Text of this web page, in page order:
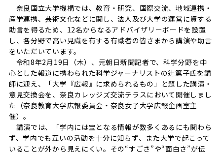
奈良国立大学機構では、教育・研究、国際交流、地域連携・
産学連携、芸術文化などに関し、法人及び大学の運営に資する
助言を得るため、12名からなるアドバイザリーボードを設置
し、各分野で高い見識を有する有識者の皆さまから講演や助言
をいただいています。
令和8年2月19日（木）、元朝日新聞記者で、科学分野を中
心とした報道に携わられた科学ジャーナリストの辻篤子氏を講
師に迎え、「大学『広報』に求められるもの」と題した講演・
意見交換会を、奈良カレッジズ交流テラスにおいて開催しまし
た（奈良教育大学広報委員会・奈良女子大学広報企画室主
催）。
講演では、「学内には宝となる情報が数多くあるにも関わら
ず、学内でも互いの活動を十分に知らず、また大学で起こって
いることが外から見えにくい。その“すごさ”や“面白さ”が伝